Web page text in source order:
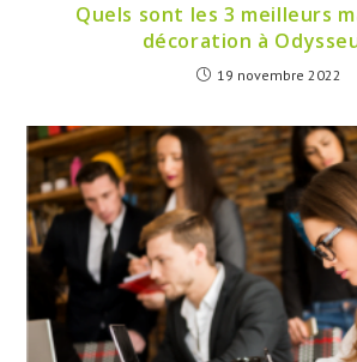
Quels sont les 3 meilleurs
décoration à
19 novembre 2022